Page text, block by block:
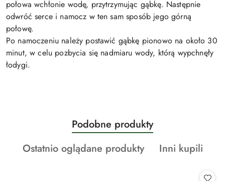
połowa wchłonie wodę, przytrzymując gąbkę. Następnie
odwróć serce i namocz w ten sam sposób jego górną
połowę.
Po namoczeniu należy postawić gąbkę pionowo na około 30
minut, w celu pozbycia się nadmiaru wody, którą wypchnęły
łodygi.
Pomiń karuzelę produktów
Produkty
o
statusie:
Podobne produkty
Produkty
Ostatnio oglądane produkty
Produkty
Inni kupili